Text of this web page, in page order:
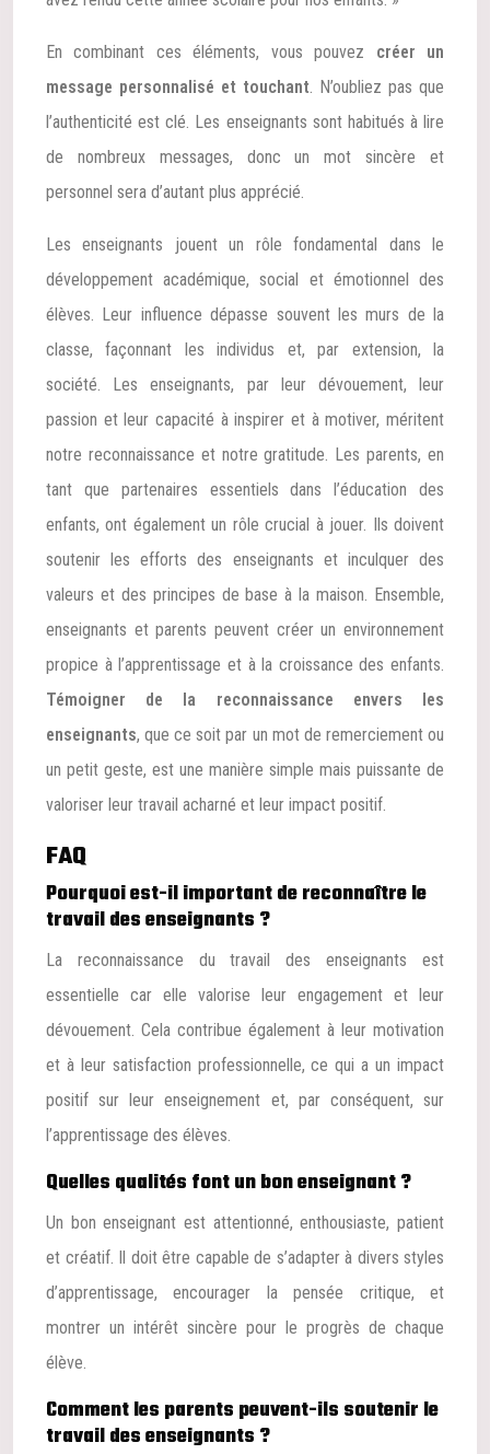
En combinant ces éléments, vous pouvez créer un
message personnalisé et touchant . N’oubliez pas que
l’authenticité est clé. Les enseignants sont habitués à lire
de nombreux messages, donc un mot sincère et
personnel sera d’autant plus apprécié.
Les enseignants jouent un rôle fondamental dans le
développement académique, social et émotionnel des
élèves. Leur influence dépasse souvent les murs de la
classe, façonnant les individus et, par extension, la
société. Les enseignants, par leur dévouement, leur
passion et leur capacité à inspirer et à motiver, méritent
notre reconnaissance et notre gratitude. Les parents, en
tant que partenaires essentiels dans l’éducation des
enfants, ont également un rôle crucial à jouer. Ils doivent
soutenir les efforts des enseignants et inculquer des
valeurs et des principes de base à la maison. Ensemble,
enseignants et parents peuvent créer un environnement
propice à l’apprentissage et à la croissance des enfants.
Témoigner de la reconnaissance envers les
enseignants, que ce soit par un mot de remerciement ou
un petit geste, est une manière simple mais puissante de
valoriser leur travail acharné et leur impact positif.
FAQ
Pourquoi est-il important de reconnaître le
travail des enseignants ?
La reconnaissance du travail des enseignants est
essentielle car elle valorise leur engagement et leur
dévouement. Cela contribue également à leur motivation
et à leur satisfaction professionnelle, ce qui a un impact
positif sur leur enseignement et, par conséquent, sur
l’apprentissage des élèves.
Quelles qualités font un bon enseignant ?
Un bon enseignant est attentionné, enthousiaste, patient
et créatif. Il doit être capable de s’adapter à divers styles
d’apprentissage, encourager la pensée critique, et
montrer un intérêt sincère pour le progrès de chaque
élève.
Comment les parents peuvent-ils soutenir le
travail des enseignants ?